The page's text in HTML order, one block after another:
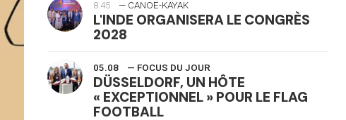
8:45 — CANOË-KAYAK
L'INDE ORGANISERA LE CONGRÈS
2028
05.08 — FOCUS DU JOUR
DÜSSELDORF, UN HÔTE
« EXCEPTIONNEL » POUR LE FLAG
FOOTBALL